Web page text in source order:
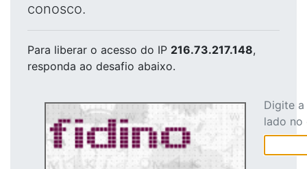
conosco.
Para liberar o acesso do IP 216.73.217.148,
responda ao desafio abaixo.
Digite
lado no